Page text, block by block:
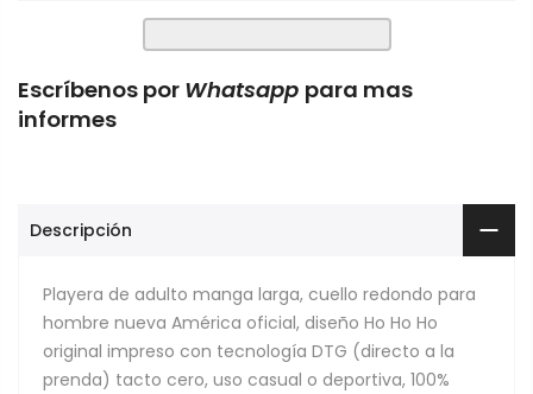
Escríbenos por Whatsapp para mas
informes
Descripción
Playera de adulto manga larga, cuello redondo para
hombre nueva América oficial, diseño Ho Ho Ho
original impreso con tecnología DTG (directo a la
prenda) tacto cero, uso casual o deportiva, 100%